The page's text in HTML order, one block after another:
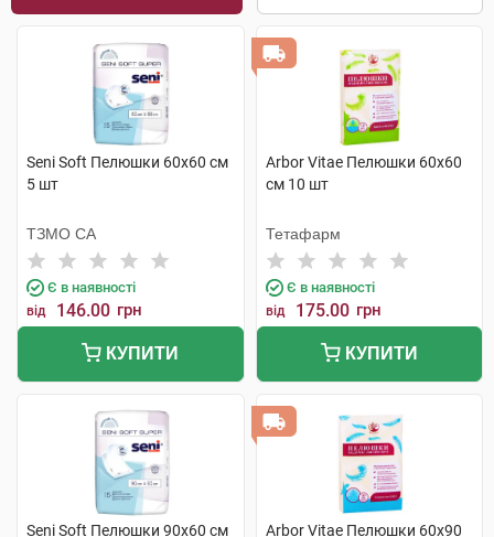
Seni Soft Пелюшки 60х60 см
5 шт
ТЗМО СА
Є в наявності
від 146.00 грн
КУПИТИ
Arbor Vitae Пелюшки 60х60
см 10 шт
Тетафарм
Є в наявності
від 175.00 грн
КУПИТИ
Seni Soft Пелюшки 90х60 см
Arbor Vitae Пелюшки 60х90